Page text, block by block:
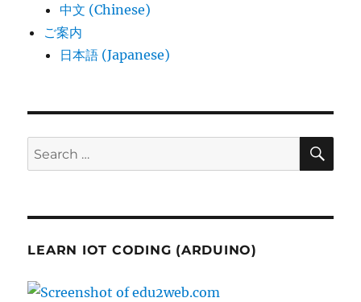
中文 (Chinese)
ご案内
日本語 (Japanese)
Search
for:
LEARN IOT CODING (ARDUINO)